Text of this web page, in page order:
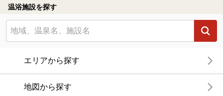
温浴施設を探す
エリアから探す
地図から探す